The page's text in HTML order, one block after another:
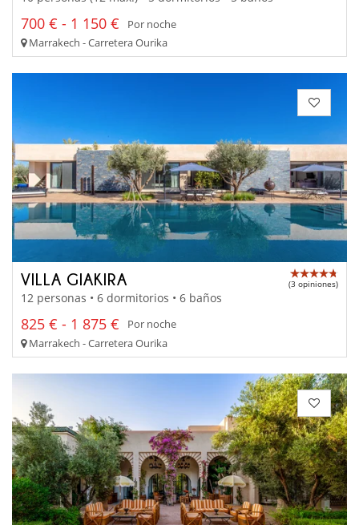
700 € - 1 150 €
Por noche
Marrakech - Carretera Ourika
VILLA GIAKIRA (3 opiniones)
12 personas • 6 dormitorios • 6 baños
825 € - 1 875 €
Por noche
Marrakech - Carretera Ourika